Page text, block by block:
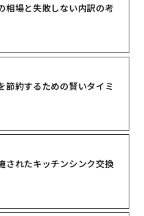
相場と失敗しない内訳の考
節約するための賢いタイミ
されたキッチンシンク交換